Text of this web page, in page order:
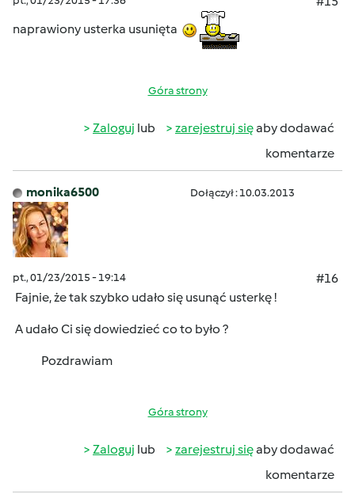
naprawiony usterka usunięta
Góra strony
Zaloguj lub zarejestruj sięaby dodawać
komentarze
monika6500 Dołączył : 10.03.2013
pt., 01/23/2015 - 19:14
#16
Fajnie, że tak szybko udało się usunąć usterkę !
A udało Ci się dowiedzieć co to było ?
Pozdrawiam
Góra strony
Zaloguj lub zarejestruj sięaby dodawać
komentarze